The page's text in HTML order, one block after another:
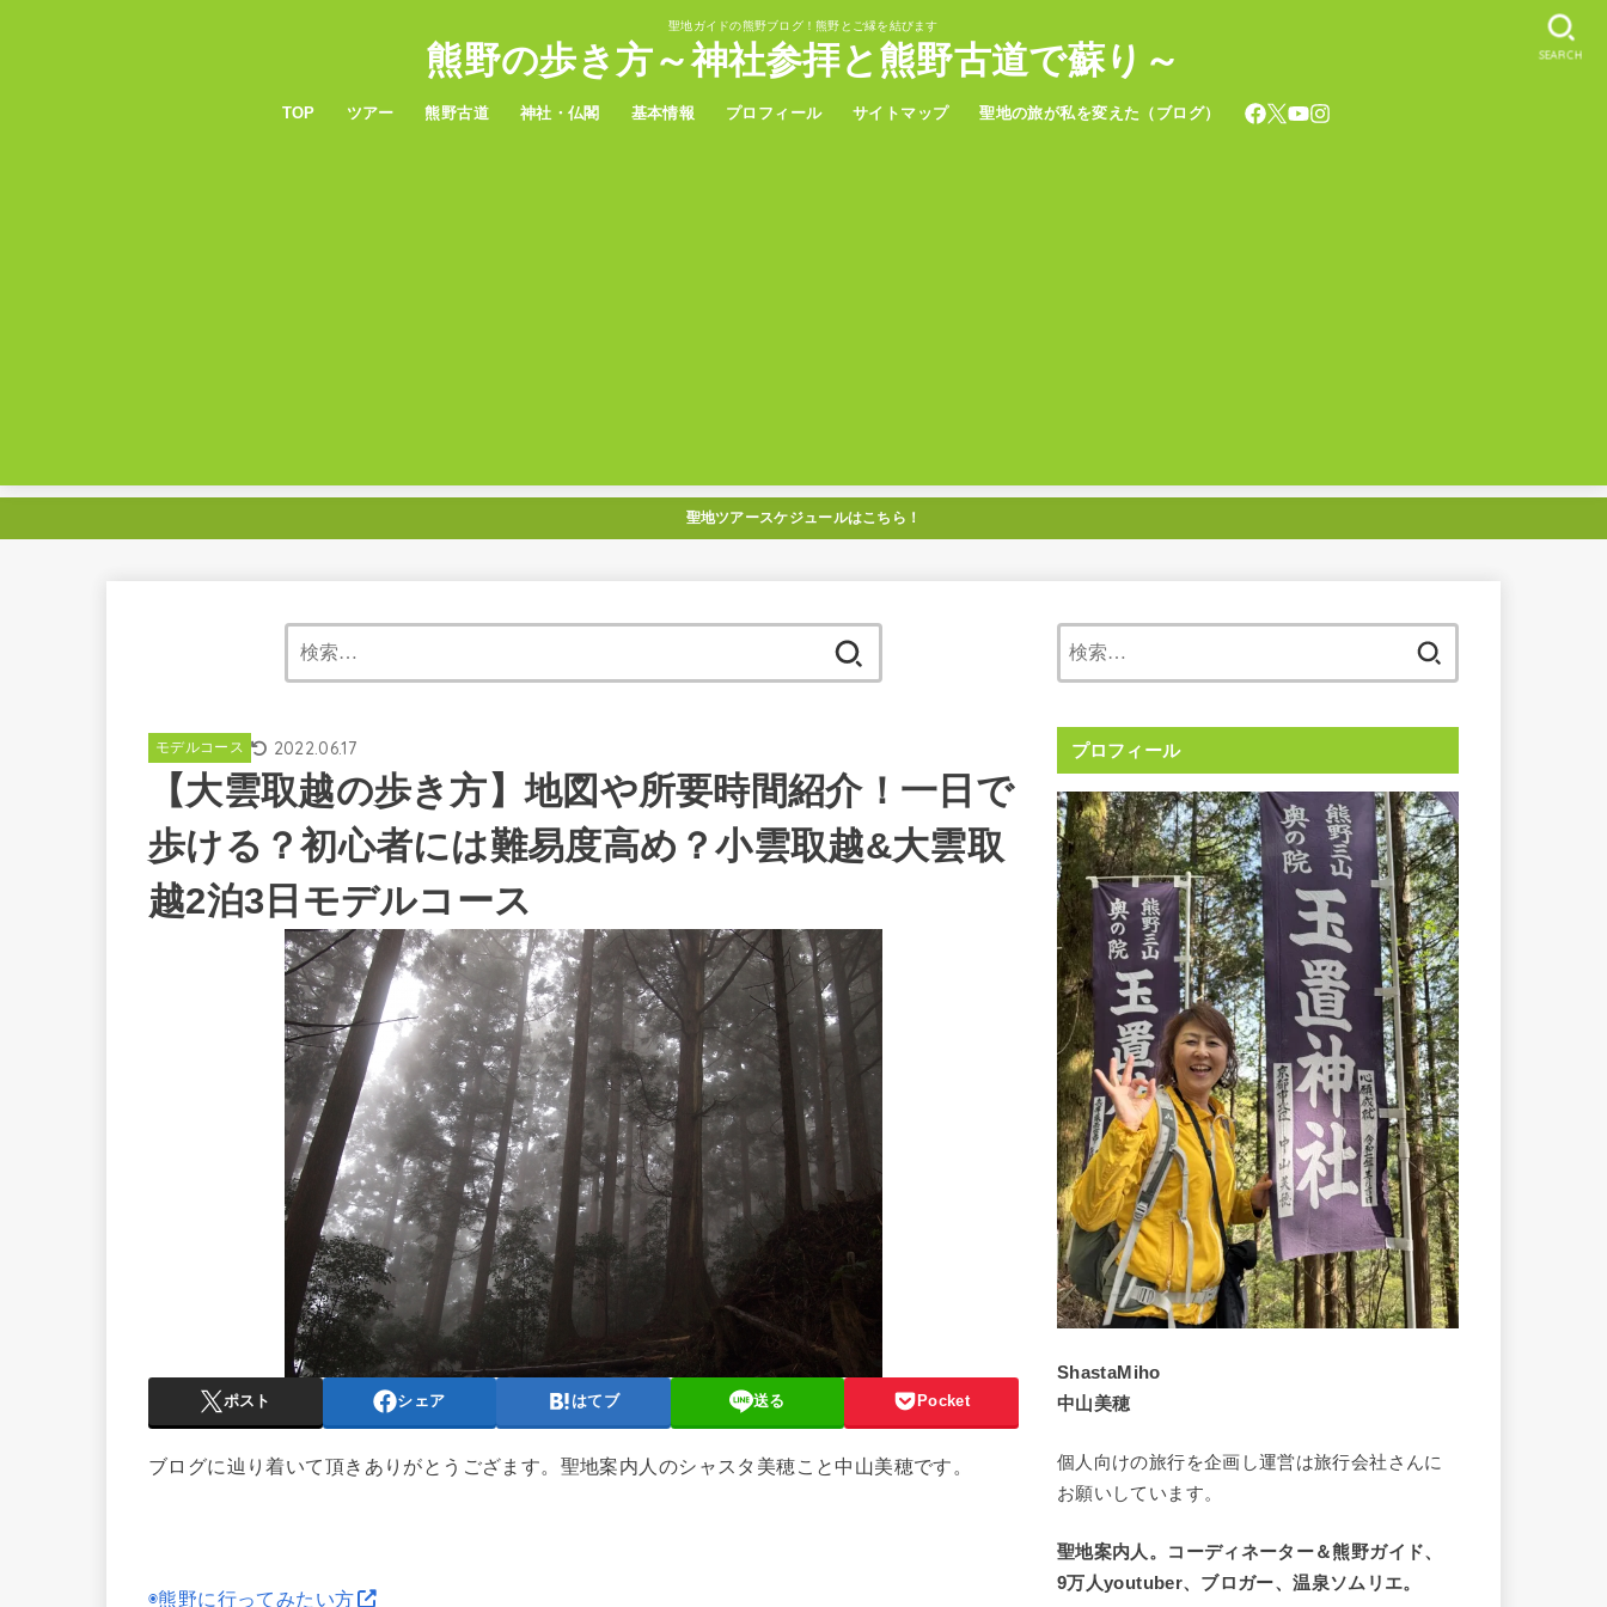
聖地ガイドの熊野ブログ！熊野とご縁を結びます
熊野の歩き方～神社参拝と熊野古道で蘇り～
TOP ツアー 熊野古道 神社・仏閣 基本情報 プロフィール サイトマップ 聖地の旅が私を変えた（ブログ）
SEARCH
聖地ツアースケジュールはこちら！
索:
モデルコース 2022.06.17
【大雲取越の歩き方】地図や所要時間紹介！一日で
歩ける？初心者には難易度高め？小雲取越&大雲取
越2泊3日モデルコース
ポスト シェア はてブ 送る Pocket
ブログに辿り着いて頂きありがとうござます。聖地案内人のシャスタ美穂こと中山美穂です。
◉熊野に行ってみたい方
プロフィール
ShastaMiho
中山美穂
個人向けの旅行を企画し運営は旅行会社さんに
お願いしています。
聖地案内人。コーディネーター＆熊野ガイド、
9万人youtuber、ブロガー、温泉ソムリエ。